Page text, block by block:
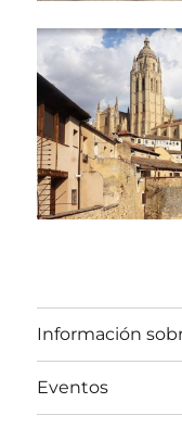
Información
Eventos